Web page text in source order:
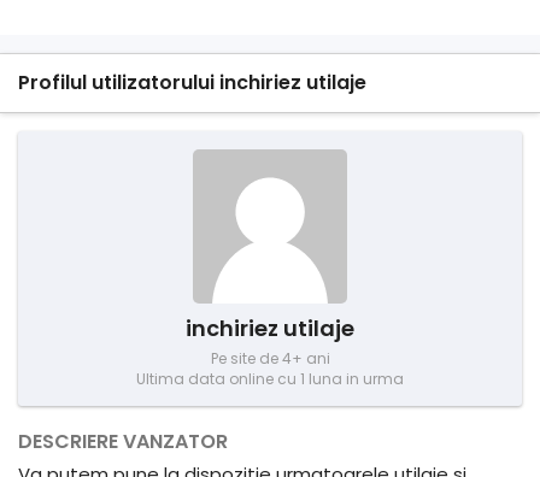
Profilul utilizatorului inchiriez utilaje
inchiriez utilaje
Pe site de 4+ ani
Ultima data online cu 1 luna in urma
DESCRIERE VANZATOR